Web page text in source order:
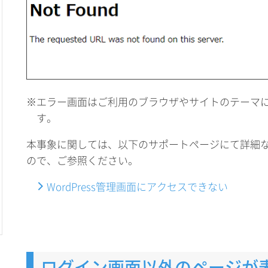
※エラー画面はご利用のブラウザやサイトのテーマ
す。
本事象に関しては、以下のサポートページにて詳細
ので、ご参照ください。
WordPress管理画面にアクセスできない